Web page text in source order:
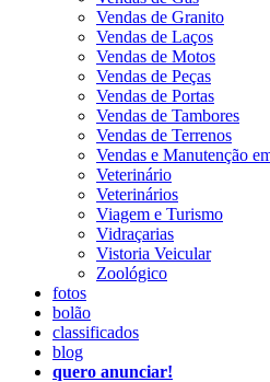
Vendas de Granito
Vendas de Laços
Vendas de Motos
Vendas de Peças
Vendas de Portas
Vendas de Tambores
Vendas de Terrenos
Vendas e Manutenção
Veterinário
Veterinários
Viagem e Turismo
Vidraçarias
Vistoria Veicular
Zoológico
fotos
bolão
classificados
blog
quero anunciar!